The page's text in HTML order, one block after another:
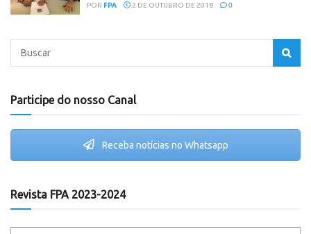
POR FPA 2 DE OUTUBRO DE 2018 0
Participe do nosso Canal
Receba notícias no Whatsapp
Revista FPA 2023-2024